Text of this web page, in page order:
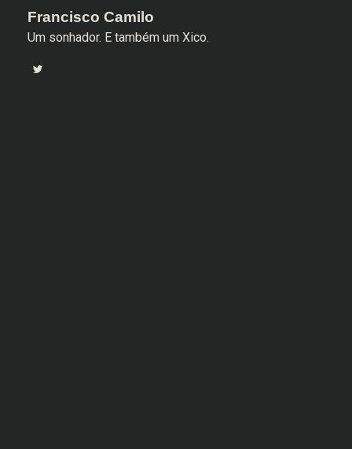
Francisco Camilo
Um sonhador. E também um Xico.